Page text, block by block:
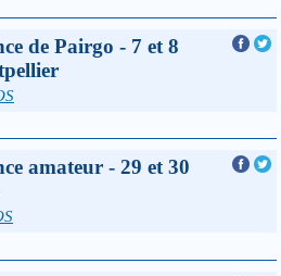
de Pairgo - 7 et 8
amateur - 29 et 30